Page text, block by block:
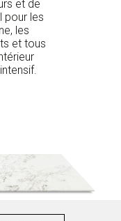
et de
pour les
les
et tous